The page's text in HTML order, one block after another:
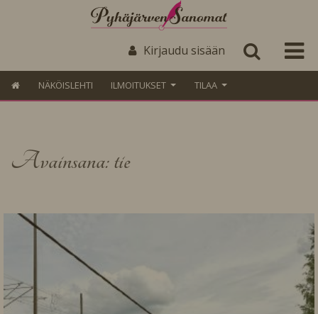
Kirjaudu sisään
NÄKÖISLEHTI ILMOITUKSET TILAA
Avainsana: tie